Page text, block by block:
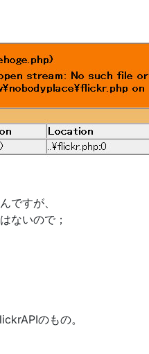
ですが、
ないので；
のもの。